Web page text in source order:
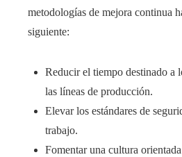
metodologías de mejora continua
siguiente:
Reducir el tiempo destinado a
las líneas de producción.
Elevar los estándares de
trabajo.
Fomentar una cultura